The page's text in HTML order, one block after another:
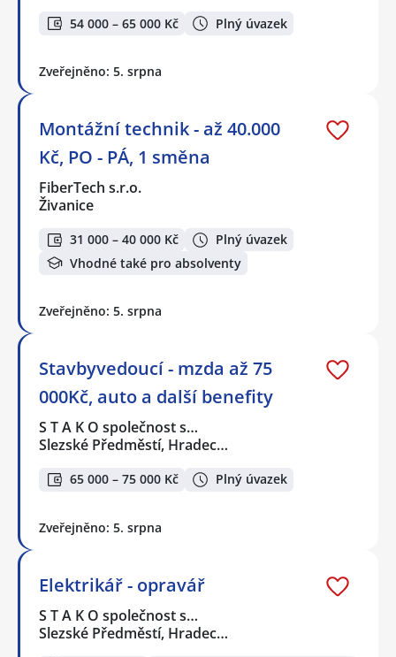
54 000 – 65 000 Kč Plný úvazek
Zveřejněno: 5. srpna
Montážní technik - až 40.000
Kč, PO - PÁ, 1 směna
FiberTech s.r.o.
Živanice
31 000 – 40 000 Kč
Plný úvazek
Vhodné také pro absolventy
Zveřejněno: 5. srpna
Stavbyvedoucí - mzda až 75
000Kč, auto a další benefity
S T A K O společnost s…
Slezské Předměstí, Hradec…
65 000 – 75 000 Kč Plný úvazek
Zveřejněno: 5. srpna
Elektrikář - opravář
S T A K O společnost s…
Slezské Předměstí, Hradec…